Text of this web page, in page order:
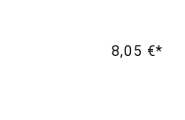
8,05 €*